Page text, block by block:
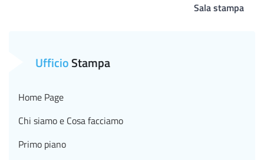
Sala stampa
UfficioStampa
Home Page
Chi siamo e Cosa facciamo
Primo piano